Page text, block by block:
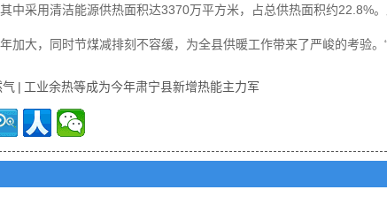
中采用清洁能源供热面积达3370万平方米，占总供热面积约22.8%
加大，同时节煤减排刻不容缓，为全县供暖工作带来了严峻的考验
气 | 工业余热等成为今年肃宁县新增热能主力军